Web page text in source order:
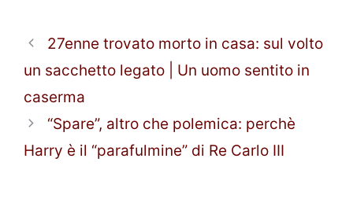
27enne trovato morto in casa: sul volto
un sacchetto legato | Un uomo sentito in
caserma
“Spare”, altro che polemica: perchè
Harry è il “parafulmine” di Re Carlo III